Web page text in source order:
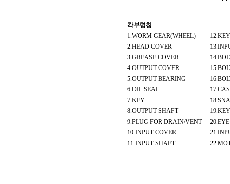
각부명칭
1.WORM GEAR(WHEEL)
12.KEY
2.HEAD COVER
3.GREASE COVER
4.OUTPUT COVER
5.OUTPUT BEARING
6.OIL SEAL
7.KEY
8.OUTPUT SHAFT
19.KEY
9.PLUG FOR DRAIN/VENT
10.INPUT COVER
11.INPUT SHAFT